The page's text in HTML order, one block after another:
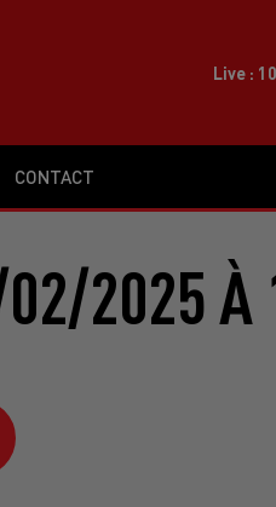
CONTACT
Live :
02/2025